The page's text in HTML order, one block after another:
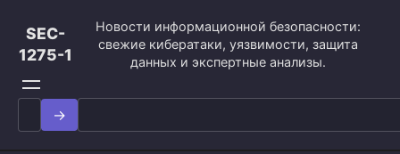
контенту
SEC-
1275-1
Новости информационной безопасности:
свежие кибератаки, уязвимости, защита
данных и экспертные анализы.
Search
for: